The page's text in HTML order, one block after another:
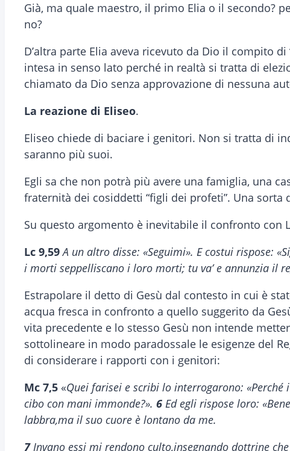
Già, ma quale maestro, il primo Elia o il secondo?
no?
D’altra parte Elia aveva ricevuto da Dio il compito
intesa in senso lato perché in realtà si tratta di
chiamato da Dio senza approvazione di nessuna
La reazione di Eliseo.
Eliseo chiede di baciare i genitori. Non si tratta di
saranno più suoi.
Egli sa che non potrà più avere una famiglia, una
fraternità dei cosiddetti “figli dei profeti”. Una
Su questo argomento è inevitabile il confronto con
Lc 9,59 A un altro disse: «Seguimi». E costui rispose:
i morti seppelliscano i loro morti; tu va’ e annunzia il
Estrapolare il detto di Gesù dal contesto in cui è
acqua fresca in confronto a quello suggerito da
vita precedente e lo stesso Gesù non intende
sottolineare in modo paradossale le esigenze del
di considerare i rapporti con i genitori:
Mc 7,5 «Quei farisei e scribi lo interrogarono:
cibo con mani immonde?». 6 Ed egli rispose loro:
labbra,ma il suo cuore è lontano da me.
7Invano essi mi rendono culto,insegnando dottrine